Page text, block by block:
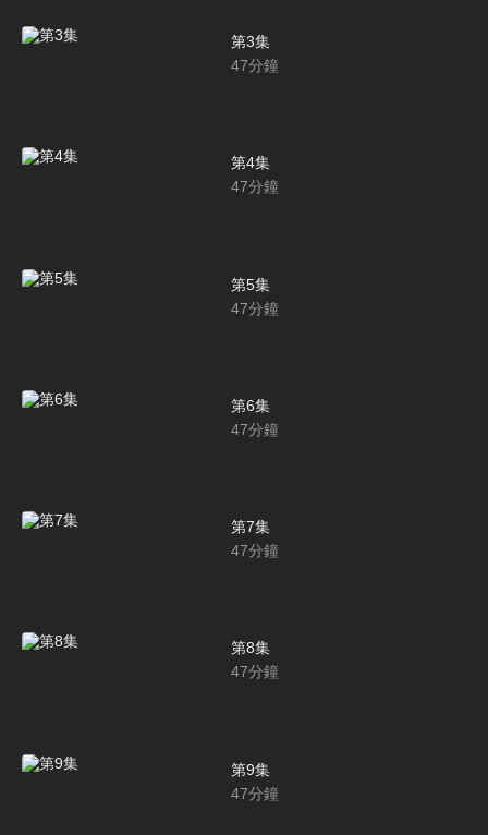
第3集
47分鐘
第4集
47分鐘
第5集
47分鐘
第6集
47分鐘
第7集
47分鐘
第8集
47分鐘
第9集
47分鐘